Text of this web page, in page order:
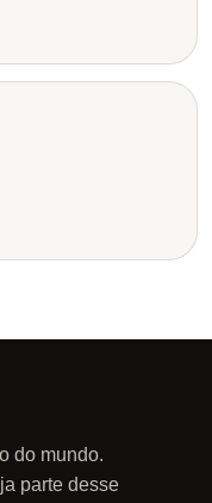
do mundo.
parte desse